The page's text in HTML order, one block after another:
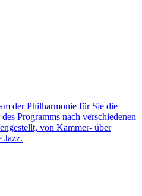
der Philharmonie für Sie die
Programms nach verschiedenen
von Kammer- über
Jazz.